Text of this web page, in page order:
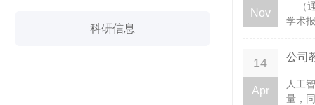
科研信息
Nov
（通
学术
14
Apr
公司
人工
量，